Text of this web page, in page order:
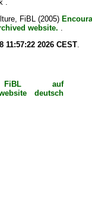
.
FiBL (2005)
website. .
11:57:22 2026 CEST.
auf
deutsch